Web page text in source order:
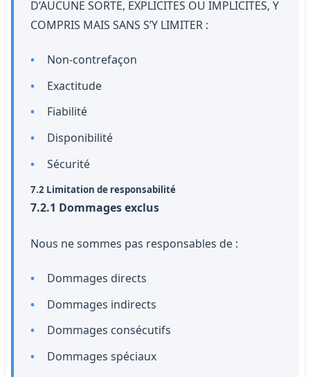
D’AUCUNE SORTE, EXPLICITES OU IMPLICITES, Y
COMPRIS MAIS SANS S’Y LIMITER :
Non-contrefaçon
Exactitude
Fiabilité
Disponibilité
Sécurité
7.2 Limitation de responsabilité
7.2.1 Dommages exclus
Nous ne sommes pas responsables de :
Dommages directs
Dommages indirects
Dommages consécutifs
Dommages spéciaux